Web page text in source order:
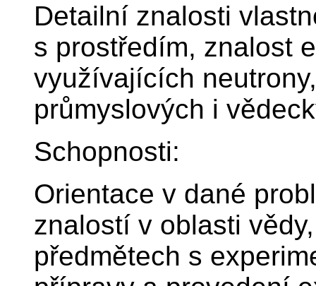
Detailní znalosti
s prostředím, znalost
využívajících
průmyslových i
Schopnosti:
Orientace v dané
znalostí v oblasti
předmětech s